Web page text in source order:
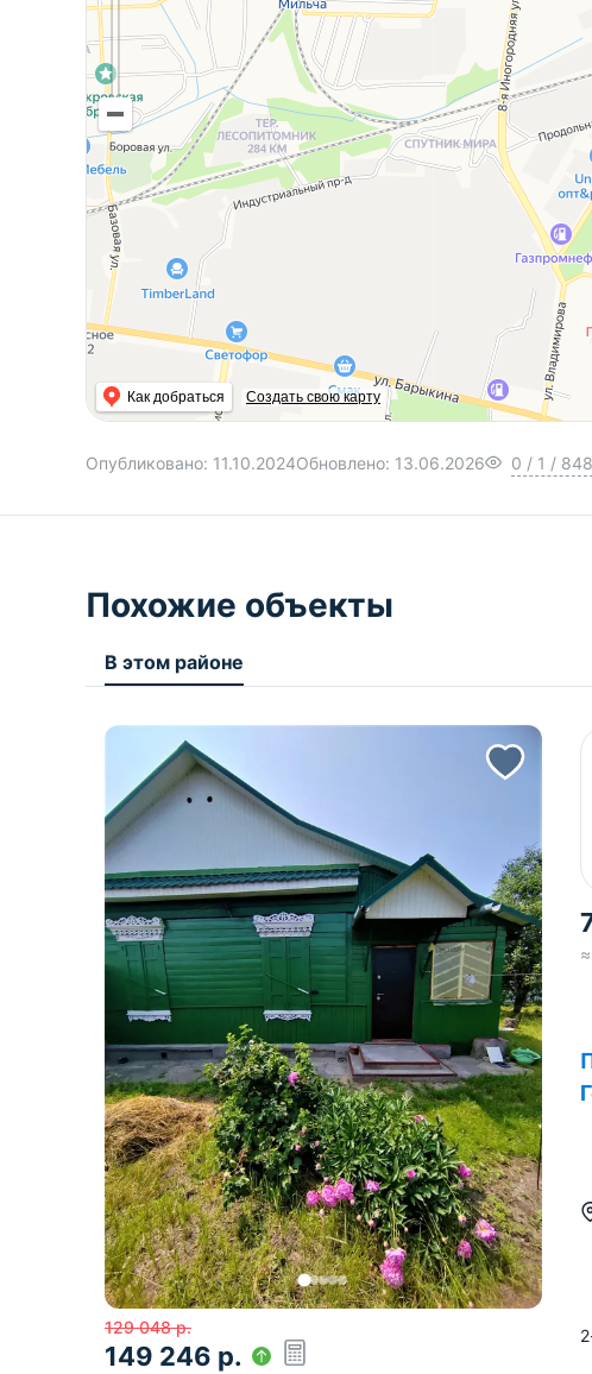
Как добраться Создать свою карту
Опубликовано: 11.10.2024Обновлено: 13.06.2026 0 / 1 / 848
Похожие объекты
В этом районе
129 048 р.
149 246 р.
≈